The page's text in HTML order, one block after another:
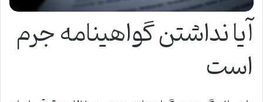
آیا نداشتن گواهینامه جرم
است